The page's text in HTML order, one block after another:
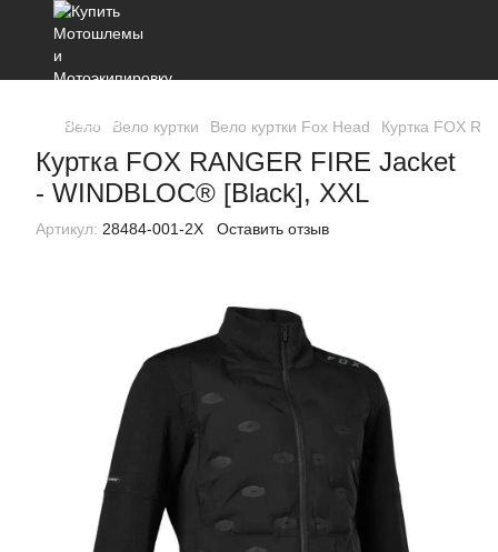
Вело Вело куртки Вело куртки Fox Head Куртка FOX
Куртка FOX RANGER FIRE Jacket
- WINDBLOC® [Black], XXL
Артикул: 28484-001-2X Оставить отзыв